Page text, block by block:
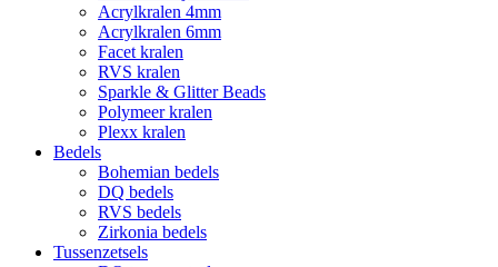
Acrylkralen 4mm
Acrylkralen 6mm
Facet kralen
RVS kralen
Sparkle & Glitter Beads
Polymeer kralen
Plexx kralen
Bedels
Bohemian bedels
DQ bedels
RVS bedels
Zirkonia bedels
Tussenzetsels